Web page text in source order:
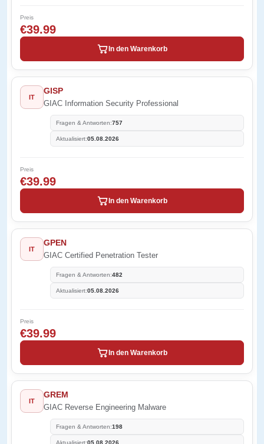
Preis
€39.99
In den Warenkorb
IT
GISP
GIAC Information Security Professional
Fragen & Antworten:757
Aktualisiert:05.08.2026
Preis
€39.99
In den Warenkorb
IT
GPEN
GIAC Certified Penetration Tester
Fragen & Antworten:482
Aktualisiert:05.08.2026
Preis
€39.99
In den Warenkorb
IT
GREM
GIAC Reverse Engineering Malware
Fragen & Antworten:198
Aktualisiert:05.08.2026